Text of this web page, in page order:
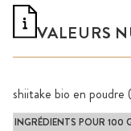
VALEURS
shiitake bio en poudre
INGRÉDIENTS POUR 100